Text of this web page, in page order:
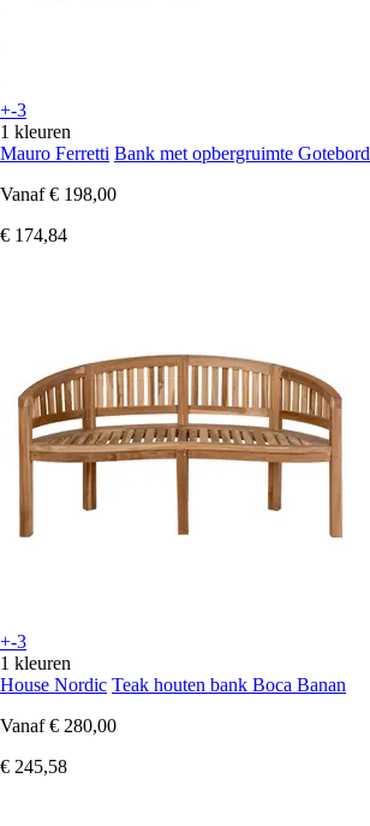
+-3
1 kleuren
Mauro Ferretti Bank met opbergruimte Gotebord
Vanaf € 198,00
€ 174,84
+-3
1 kleuren
House Nordic Teak houten bank Boca Banan
Vanaf € 280,00
€ 245,58